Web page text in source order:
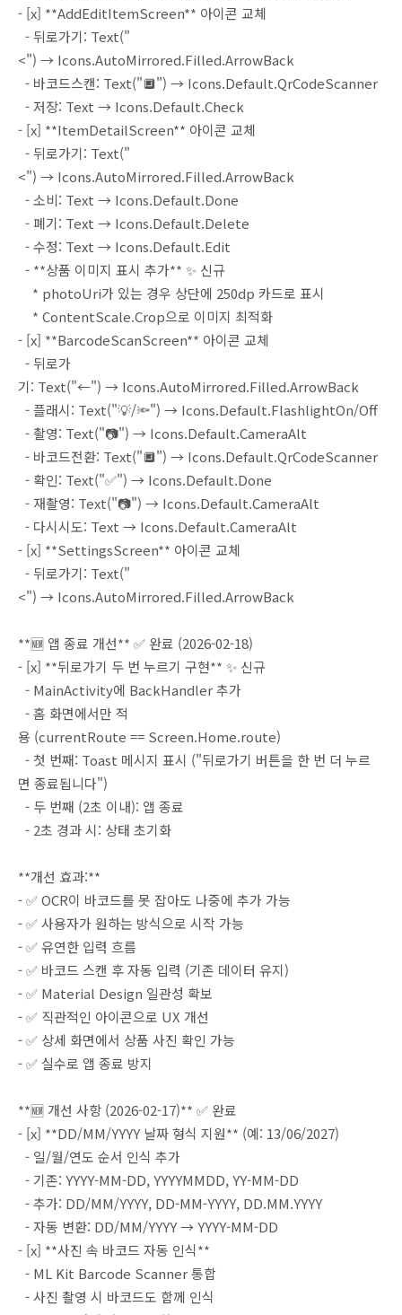
- [x] **AddEditItemScreen** 아이콘 교체
- 뒤로가기: Text("
<") → Icons.AutoMirrored.Filled.ArrowBack
- 바코드스캔: Text("🔲") → Icons.Default.QrCodeScanner
- 저장: Text → Icons.Default.Check
- [x] **ItemDetailScreen** 아이콘 교체
- 뒤로가기: Text("
<") → Icons.AutoMirrored.Filled.ArrowBack
- 소비: Text → Icons.Default.Done
- 폐기: Text → Icons.Default.Delete
- 수정: Text → Icons.Default.Edit
- **상품 이미지 표시 추가** ✨ 신규
* photoUri가 있는 경우 상단에 250dp 카드로 표시
* ContentScale.Crop으로 이미지 최적화
- [x] **BarcodeScanScreen** 아이콘 교체
- 뒤로가
기: Text("←") → Icons.AutoMirrored.Filled.ArrowBack
- 플래시: Text("💡/🔦") → Icons.Default.FlashlightOn/Off
- 촬영: Text("📷") → Icons.Default.CameraAlt
- 바코드전환: Text("🔲") → Icons.Default.QrCodeScanner
- 확인: Text("✅") → Icons.Default.Done
- 재촬영: Text("📷") → Icons.Default.CameraAlt
- 다시시도: Text → Icons.Default.CameraAlt
- [x] **SettingsScreen** 아이콘 교체
- 뒤로가기: Text("
<") → Icons.AutoMirrored.Filled.ArrowBack
**🆕 앱 종료 개선** ✅ 완료 (2026-02-18)
- [x] **뒤로가기 두 번 누르기 구현** ✨ 신규
- MainActivity에 BackHandler 추가
- 홈 화면에서만 적
용 (currentRoute == Screen.Home.route)
- 첫 번째: Toast 메시지 표시 ("뒤로가기 버튼을 한 번 더 누르
면 종료됩니다")
- 두 번째 (2초 이내): 앱 종료
- 2초 경과 시: 상태 초기화
**개선 효과:**
- ✅ OCR이 바코드를 못 잡아도 나중에 추가 가능
- ✅ 사용자가 원하는 방식으로 시작 가능
- ✅ 유연한 입력 흐름
- ✅ 바코드 스캔 후 자동 입력 (기존 데이터 유지)
- ✅ Material Design 일관성 확보
- ✅ 직관적인 아이콘으로 UX 개선
- ✅ 상세 화면에서 상품 사진 확인 가능
- ✅ 실수로 앱 종료 방지
**🆕 개선 사항 (2026-02-17)** ✅ 완료
- [x] **DD/MM/YYYY 날짜 형식 지원** (예: 13/06/2027)
- 일/월/연도 순서 인식 추가
- 기존: YYYY-MM-DD, YYYYMMDD, YY-MM-DD
- 추가: DD/MM/YYYY, DD-MM-YYYY, DD.MM.YYYY
- 자동 변환: DD/MM/YYYY → YYYY-MM-DD
- [x] **사진 속 바코드 자동 인식**
- ML Kit Barcode Scanner 통합
- 사진 촬영 시 바코드도 함께 인식